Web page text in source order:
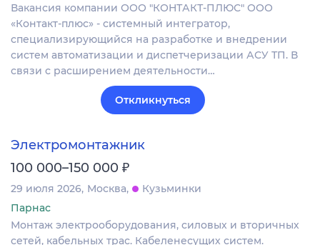
Вакансия компании ООО "КОНТАКТ-ПЛЮС" ООО
«Контакт‑плюс» - системный интегратор,
специализирующийся на разработке и внедрении
систем автоматизации и диспетчеризации АСУ ТП. В
связи с расширением деятельности…
Откликнуться
Электромонтажник
100 000–150 000 ₽
29 июля 2026 Москва
Кузьминки
Парнас
Монтаж электрооборудования, силовых и вторичных
сетей, кабельных трас. Кабеленесущих систем.